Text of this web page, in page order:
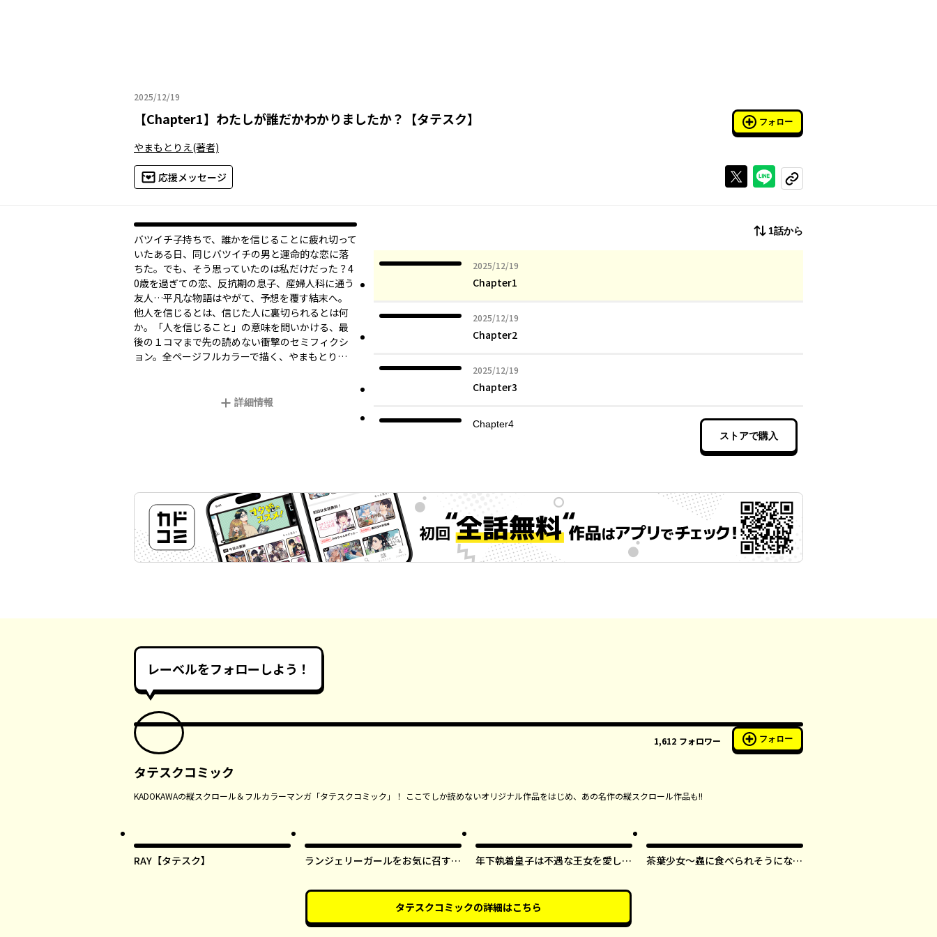
2025/12/19
2025年12月19日
【Chapter1】 わたしが誰だかわかりましたか？【タテスク】 フォロー
やまもとりえ(著者)
応援メッセージ Xで投稿するラインでシェアする
コピーする
バツイチ子持ちで、誰かを信じることに疲れ切って
いたある日、同じバツイチの男と運命的な恋に落
ちた。でも、そう思っていたのは私だけだった？4
0歳を過ぎての恋、反抗期の息子、産婦人科に通う
友人…平凡な物語はやがて、予想を覆す結末へ。
他人を信じるとは、信じた人に裏切られるとは何
か。「人を信じること」の意味を問いかける、最
後の１コマまで先の読めない衝撃のセミフィクシ
ョン。全ページフルカラーで描く、やまもとり…
詳細情報
1話から
2025/12/19
2025年12月19日
Chapter1
2025/12/19
2025年12月19日
Chapter2
2025/12/19
2025年12月19日
Chapter3
Chapter4
ストアで購入
レーベルをフォローしよう！
1,612 フォロワー フォロー
タテスクコミック
KADOKAWAの縦スクロール＆フルカラーマンガ「タテスクコミック」！ ここでしか読めないオリジナル作品をはじめ、あの名作の縦スクロール作品も!!
RAY【タテスク】
ランジェリーガールをお気に召すま
年下執着皇子は不遇な王女を愛しす
茶葉少女～蟲に食べられそうになっ
タテスクコミックの詳細はこちら